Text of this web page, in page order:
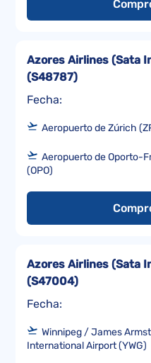
Fecha:
Azores Airlines (Sata
(S48787)
Aeropuerto de Zúrich
Aeropuerto de Oporto-
(OPO)
Fecha:
Azores Airlines (Sata
(S47004)
Winnipeg / James
International Airport (YWG)